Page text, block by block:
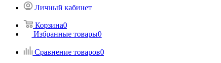
Личный кабинет
Корзина0
Избранные товары0
Сравнение товаров0